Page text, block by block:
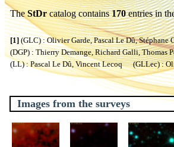
TheStDrcatalog contains170entries in
[1](GLC) : Olivier Garde, Pascal Le Dû,
(DGP) : Thierry Demange, Richard Galli,
(LL) : Pascal Le Dû, Vincent Lecoq (GLLec) :
Images from the surveys